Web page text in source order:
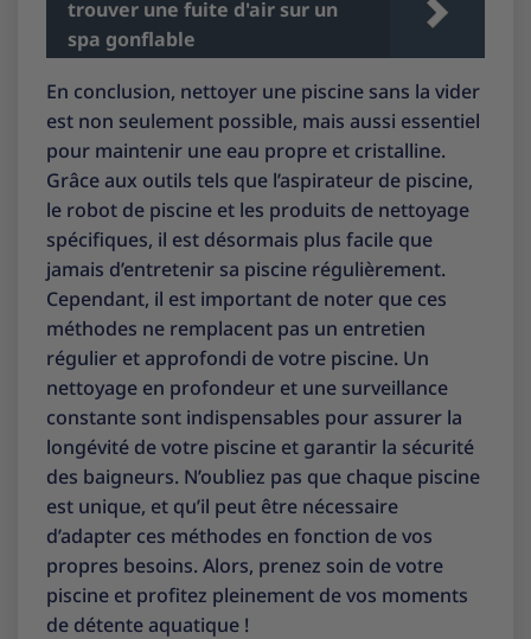
trouver une fuite d'air sur un
spa gonflable
En conclusion, nettoyer une piscine sans la vider
est non seulement possible, mais aussi essentiel
pour maintenir une eau propre et cristalline.
Grâce aux outils tels que l’aspirateur de piscine,
le robot de piscine et les produits de nettoyage
spécifiques, il est désormais plus facile que
jamais d’entretenir sa piscine régulièrement.
Cependant, il est important de noter que ces
méthodes ne remplacent pas un entretien
régulier et approfondi de votre piscine. Un
nettoyage en profondeur et une surveillance
constante sont indispensables pour assurer la
longévité de votre piscine et garantir la sécurité
des baigneurs. N’oubliez pas que chaque piscine
est unique, et qu’il peut être nécessaire
d’adapter ces méthodes en fonction de vos
propres besoins. Alors, prenez soin de votre
piscine et profitez pleinement de vos moments
de détente aquatique !